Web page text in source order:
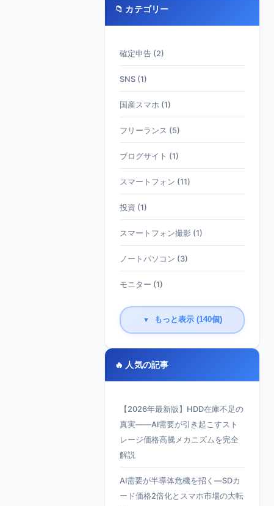
📁 カテゴリー
確定申告 (2)
SNS (1)
国産スマホ (1)
フリーランス (5)
ブログサイト (1)
スマートフォン (11)
投資 (1)
スマートフォン撮影 (1)
ノートパソコン (3)
モニター (1)
▼ もっと表示 (140個)
🔥 人気の記事
【2026年最新版】HDD在庫不足の
真実——AI需要が引き起こすスト
レージ価格高騰メカニズムを完全
解説
AI需要が半導体危機を招く—SDカ
ード価格2倍化とスマホ市場の大転